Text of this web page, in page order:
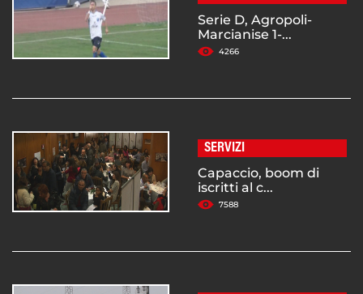
Serie D, Agropoli-
Marcianise 1-...
4266
SERVIZI
Capaccio, boom di
iscritti al c...
7588